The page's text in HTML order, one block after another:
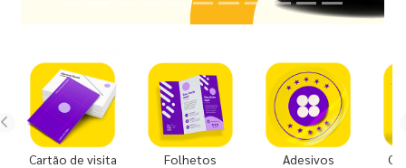
Cartão de visita Folhetos Adesivos